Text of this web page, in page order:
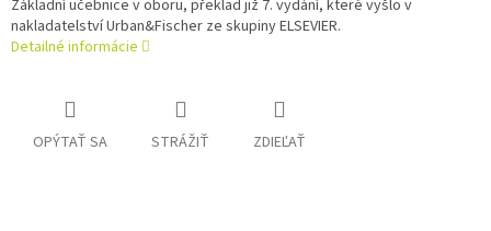
Základní učebnice v oboru, překlad již 7. vydání, které vyšlo v
nakladatelství Urban&Fischer ze skupiny ELSEVIER.
Detailné informácie
OPÝTAŤ SA STRÁŽIŤ ZDIEĽAŤ